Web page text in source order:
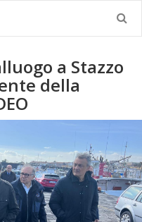
a Stazzo
della